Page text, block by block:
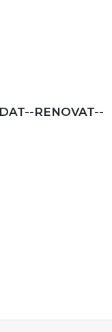
RENOVAT--